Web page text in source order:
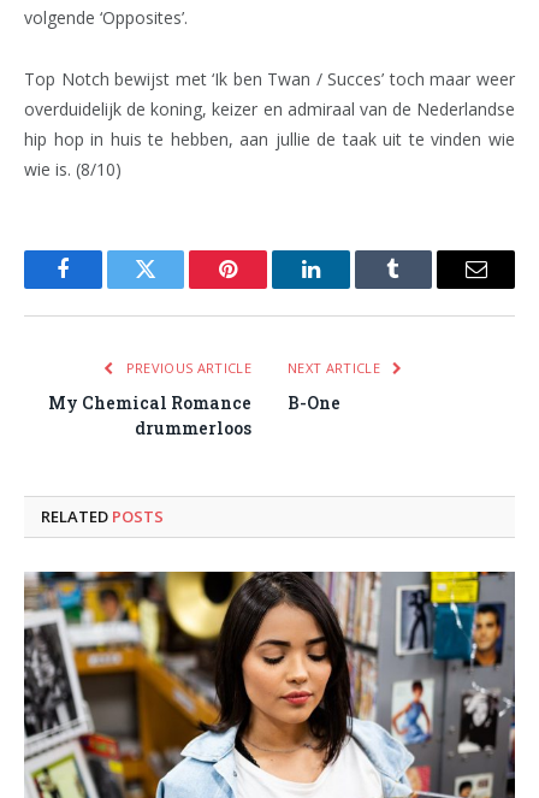
volgende ‘Opposites’.
Top Notch bewijst met ‘Ik ben Twan / Succes’ toch maar weer
overduidelijk de koning, keizer en admiraal van de Nederlandse
hip hop in huis te hebben, aan jullie de taak uit te vinden wie
wie is. (8/10)
FacebookTwitter Pinterest LinkedInTumblr Email
PREVIOUS ARTICLE
My Chemical Romance
drummerloos
NEXT ARTICLE
B-One
RELATED POSTS